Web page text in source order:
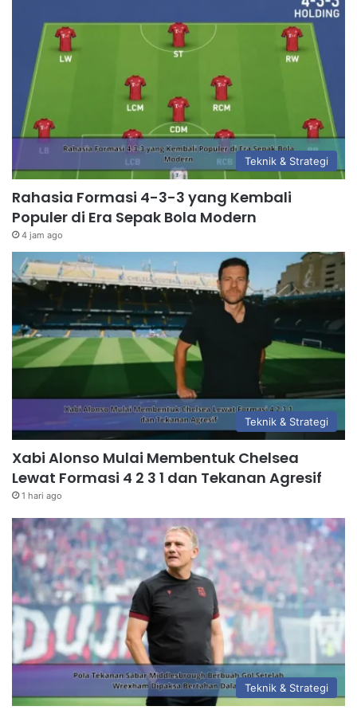
Teknik & Strategi
Rahasia Formasi 4-3-3 yang Kembali
Populer di Era Sepak Bola Modern
4 jam ago
Teknik & Strategi
Xabi Alonso Mulai Membentuk Chelsea
Lewat Formasi 4 2 3 1 dan Tekanan Agresif
1 hari ago
Teknik & Strategi